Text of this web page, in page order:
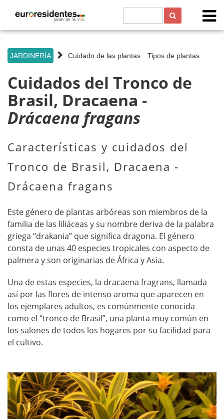
JARDINERÍA Cuidado de las plantas Tipos de plantas
Cuidados del Tronco de
Brasil, Dracaena -
Drácaena fragans
Características y cuidados del
Tronco de Brasil, Dracaena -
Drácaena fragans
Este género de plantas arbóreas son miembros de la
familia de las liliáceas y su nombre deriva de la palabra
griega “drakania” que significa dragona. El género
consta de unas 40 especies tropicales con aspecto de
palmera y son originarias de África y Asia.
Una de estas especies, la dracaena fragrans, llamada
así por las flores de intenso aroma que aparecen en
los ejemplares adultos, es comúnmente conocida
como el “tronco de Brasil”, una planta muy común en
los salones de todos los hogares por su facilidad para
el cultivo.